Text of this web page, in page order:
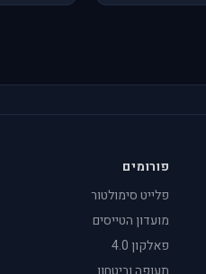
פורומים
פלייט סימולטור
מועדון הטייסים
פאלקון 4.0